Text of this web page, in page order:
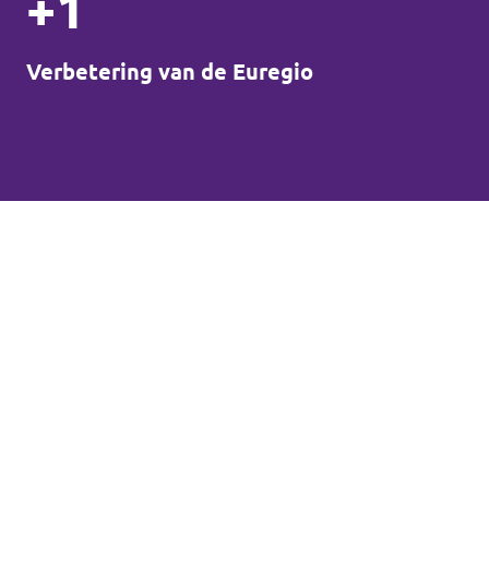
Verbetering van de Euregio